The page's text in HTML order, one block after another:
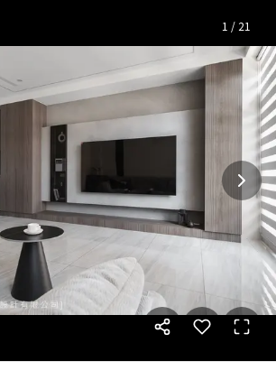
代風│50坪 — 完
1 / 21